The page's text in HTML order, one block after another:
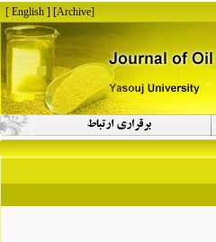
[
Archive
]
[ English ]